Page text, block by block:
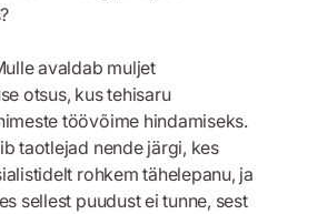
avaldab muljet
otsus, kus tehisaru
töövõime hindamiseks.
taotlejad nende järgi, kes
rohkem tähelepanu, ja
sellest puudust ei tunne, sest